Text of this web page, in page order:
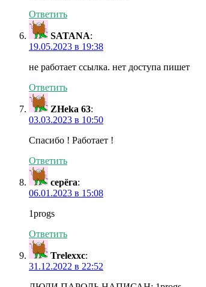
Ответить
SATANA:
19.05.2023 в 19:38
не работает ссылка. нет доступа пишет
Ответить
ZHeka 63:
03.03.2023 в 10:50
Спасибо ! Работает !
Ответить
серёга:
06.01.2023 в 15:08
1progs
Ответить
Trelexxc:
31.12.2022 в 22:52